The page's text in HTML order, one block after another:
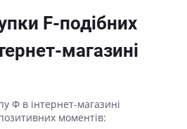
F-подібних
магазині
Ф в інтернет-магазині
моментів: